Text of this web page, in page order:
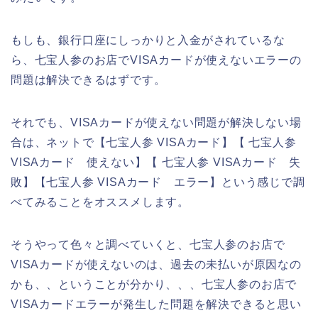
もしも、銀行口座にしっかりと入金がされているな
ら、七宝人参のお店でVISAカードが使えないエラーの
問題は解決できるはずです。
それでも、VISAカードが使えない問題が解決しない場
合は、ネットで【七宝人参 VISAカード】【 七宝人参
VISAカード 使えない】【 七宝人参 VISAカード 失
敗】【七宝人参 VISAカード エラー】という感じで調
べてみることをオススメします。
そうやって色々と調べていくと、七宝人参のお店で
VISAカードが使えないのは、過去の未払いが原因なの
かも、、ということが分かり、、、七宝人参のお店で
VISAカードエラーが発生した問題を解決できると思い